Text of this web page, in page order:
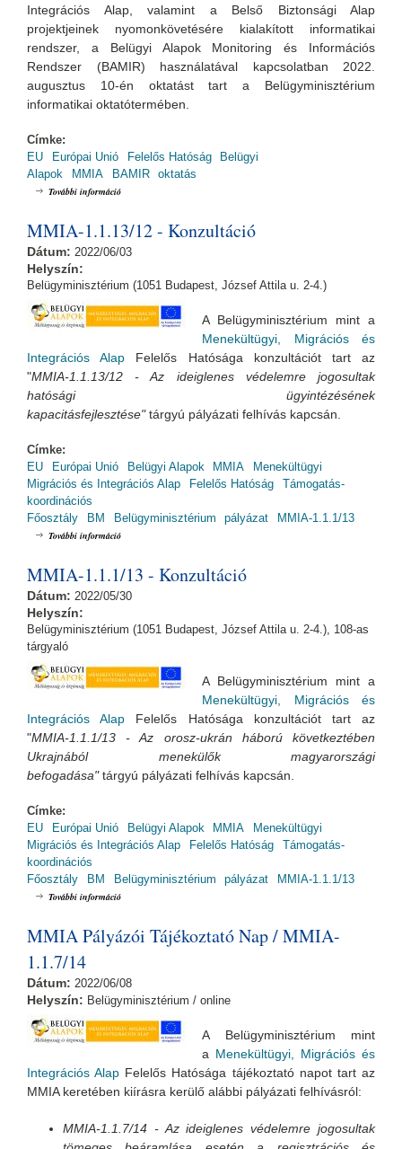
Integrációs Alap, valamint a Belső Biztonsági Alap
projektjeinek nyomonkövetésére kialakított informatikai
rendszer, a Belügyi Alapok Monitoring és Információs
Rendszer (BAMIR) használatával kapcsolatban 2022.
augusztus 10-én oktatást tart a Belügyminisztérium
informatikai oktatótermében.
Címke:
EU
Európai Unió Felelős Hatóság
Belügyi
Alapok
MMIA BAMIR oktatás
További információ
MMIA-1.1.13/12 - Konzultáció
Dátum: 2022/06/03
Helyszín:
Belügyminisztérium (1051 Budapest, József Attila u. 2-4.)
A Belügyminisztérium mint a
Menekültügyi, Migrációs és
Integrációs Alap Felelős Hatósága konzultációt tart az
"MMIA-1.1.13/12 - Az ideiglenes védelemre jogosultak
hatósági ügyintézésének
kapacitásfejlesztése"tárgyú pályázati felhívás kapcsán.
Címke:
EU
Európai Unió Belügyi Alapok MMIA
Menekültügyi
Migrációs és Integrációs Alap
Felelős Hatóság
Támogatás-
koordinációs
Főosztály
BM Belügyminisztérium pályázat MMIA-1.1.1/13
További információ
MMIA-1.1.1/13 - Konzultáció
Dátum: 2022/05/30
Helyszín:
Belügyminisztérium (1051 Budapest, József Attila u. 2-4.), 108-as
tárgyaló
A Belügyminisztérium mint a
Menekültügyi, Migrációs és
Integrációs Alap Felelős Hatósága konzultációt tart az
"MMIA-1.1.1/13 - Az orosz-ukrán háború következtében
Ukrajnából menekülők magyarországi
befogadása"tárgyú pályázati felhívás kapcsán.
Címke:
EU
Európai Unió Belügyi Alapok MMIA
Menekültügyi
Migrációs és Integrációs Alap
Felelős Hatóság
Támogatás-
koordinációs
Főosztály
BM Belügyminisztérium pályázat MMIA-1.1.1/13
További információ
MMIA Pályázói Tájékoztató Nap / MMIA-
1.1.7/14
Dátum: 2022/06/08
Helyszín: Belügyminisztérium / online
A Belügyminisztérium mint
a Menekültügyi, Migrációs és
Integrációs Alap Felelős Hatósága tájékoztató napot tart az
MMIA keretében kiírásra kerülő alábbi pályázati felhívásról:
MMIA-1.1.7/14 - Az ideiglenes védelemre jogosultak